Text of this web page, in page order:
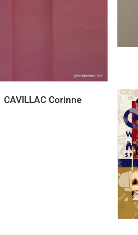
CAVILLAC Corinne